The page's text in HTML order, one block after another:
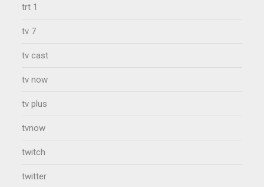
trt 1
tv 7
tv cast
tv now
tv plus
tvnow
twitch
twitter